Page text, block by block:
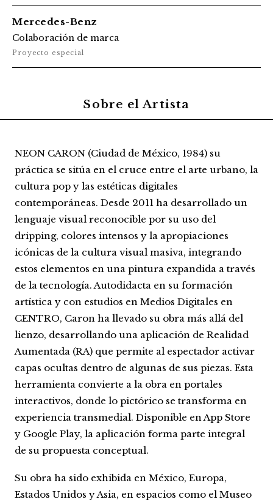
Mercedes-Benz
Colaboración de marca
Proyecto especial
Sobre el Artista
NEON CARON (Ciudad de México, 1984) su
práctica se sitúa en el cruce entre el arte urbano, la
cultura pop y las estéticas digitales
contemporáneas. Desde 2011 ha desarrollado un
lenguaje visual reconocible por su uso del
dripping, colores intensos y la apropiaciones
icónicas de la cultura visual masiva, integrando
estos elementos en una pintura expandida a través
de la tecnología. Autodidacta en su formación
artística y con estudios en Medios Digitales en
CENTRO, Caron ha llevado su obra más allá del
lienzo, desarrollando una aplicación de Realidad
Aumentada (RA) que permite al espectador activar
capas ocultas dentro de algunas de sus piezas. Esta
herramienta convierte a la obra en portales
interactivos, donde lo pictórico se transforma en
experiencia transmedial. Disponible en App Store
y Google Play, la aplicación forma parte integral
de su propuesta conceptual.
Su obra ha sido exhibida en México, Europa,
Estados Unidos y Asia, en espacios como el Museo